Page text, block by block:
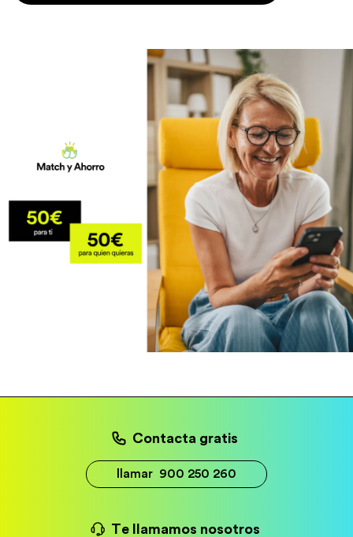
Contacta gratis
llamar 900 250 260
Te llamamos nosotros